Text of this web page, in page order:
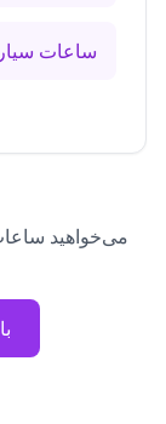
ساعات
می‌خواهید